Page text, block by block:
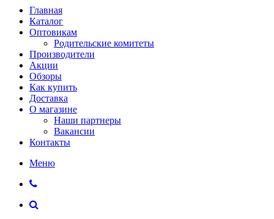
Главная
Каталог
Оптовикам
Родительские комитеты
Производители
Акции
Обзоры
Как купить
Доставка
О магазине
Наши партнеры
Вакансии
Контакты
Меню